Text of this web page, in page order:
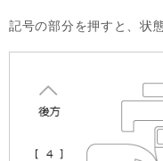
記号の部分を押すと、状